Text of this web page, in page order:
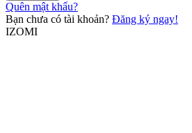
Quên mật khẩu?
Bạn chưa có tài khoản? Đăng ký ngay!
IZOMI